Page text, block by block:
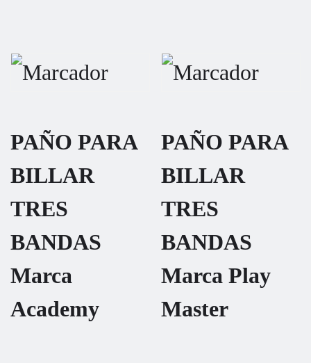
PAÑO PARA
BILLAR
TRES
BANDAS
Marca
Academy
PAÑO PARA
BILLAR
TRES
BANDAS
Marca Play
Master